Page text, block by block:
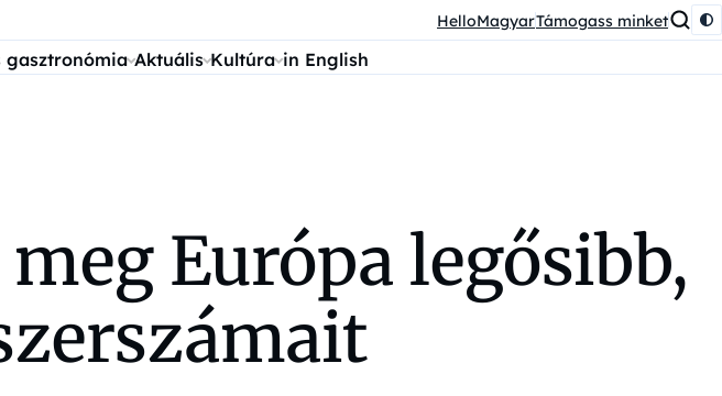
HelloMagyarTámogass minket
gasztronómia Aktuális Kultúra in English
Európa legősibb,